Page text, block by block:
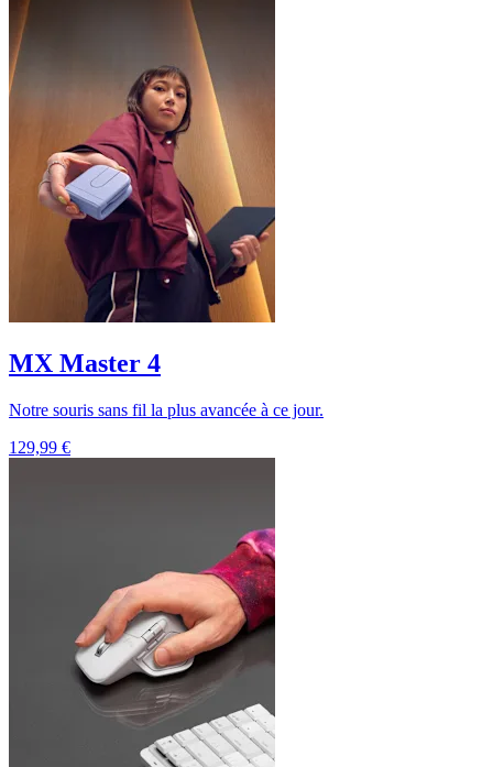
MX Master 4
Notre souris sans fil la plus avancée à ce jour.
129,99 €